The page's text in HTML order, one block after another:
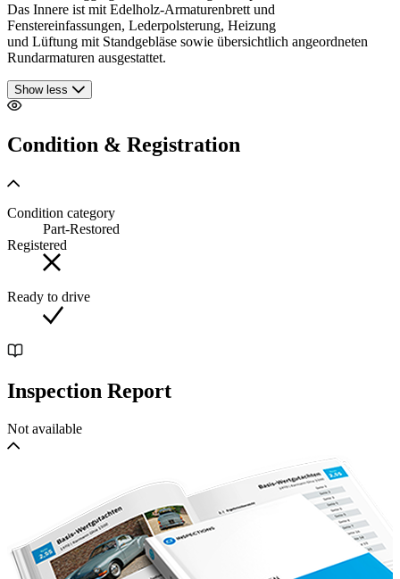
Das Innere ist mit Edelholz-Armaturenbrett und
Fenstereinfassungen, Lederpolsterung, Heizung
und Lüftung mit Standgebläse sowie übersichtlich angeordneten
Rundarmaturen ausgestattet.
Show less
Condition & Registration
Condition category
Part-Restored
Registered
Ready to drive
Inspection Report
Not available